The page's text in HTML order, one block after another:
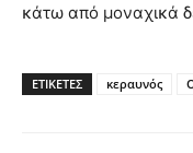
κάτω από μοναχικά
ΕΤΙΚΕΤΕΣ κεραυνός